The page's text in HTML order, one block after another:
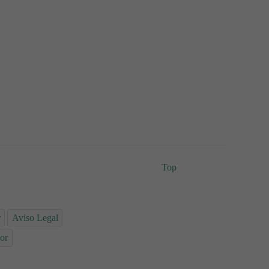
Aviso Legal
Top